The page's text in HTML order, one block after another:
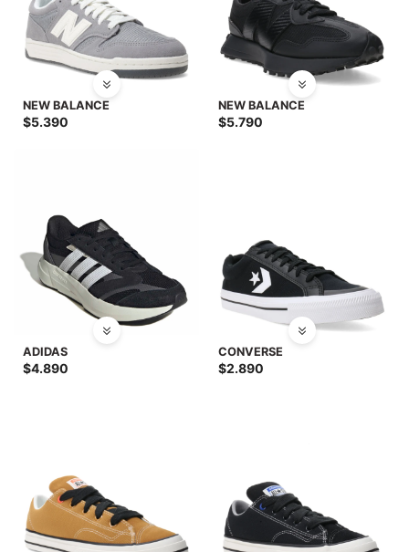
NEW BALANCE
$5.390
NEW BALANCE
$5.790
ADIDAS
$4.890
CONVERSE
$2.890